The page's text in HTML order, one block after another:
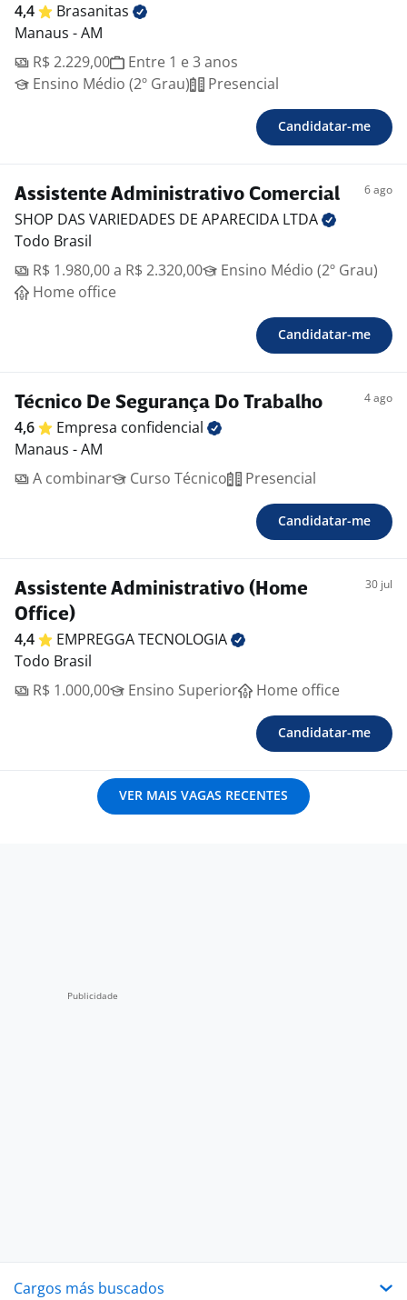
4,4
Brasanitas
Manaus - AM
R$ 2.229,00
Entre 1 e 3 anos
Ensino Médio (2º Grau)
Presencial
Candidatar-me
Assistente Administrativo Comercial 6 ago
SHOP DAS VARIEDADES DE APARECIDA LTDA
Todo Brasil
R$ 1.980,00 a R$ 2.320,00
Ensino Médio (2º Grau)
Home office
Candidatar-me
Técnico De Segurança Do Trabalho 4 ago
4,6 Empresa confidencial
Manaus - AM
A combinar
Curso Técnico Presencial
Candidatar-me
Assistente Administrativo (Home
Office)
30 jul
4,4 EMPREGGATECNOLOGIA
Todo Brasil
R$ 1.000,00
Ensino Superior Home office
Candidatar-me
VER MAIS VAGAS RECENTES
Cargos más buscados